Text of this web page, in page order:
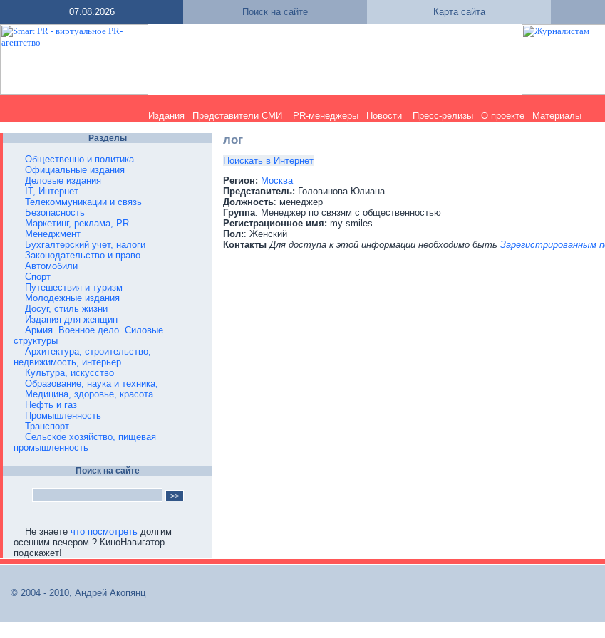
07.08.2026 Поиск на сайте Карта сайта
Издания Представители СМИ PR-менеджеры Новости Пресс-релизы О проекте Материалы
Разделы
Общественно и политика
Официальные издания
Деловые издания
IT, Интернет
Телекоммуникации и связь
Безопасность
Маркетинг, реклама, PR
Менеджмент
Бухгалтерский учет, налоги
Законодательство и право
Автомобили
Спорт
Путешествия и туризм
Молодежные издания
Досуг, стиль жизни
Издания для женщин
Армия. Военное дело. Силовые
структуры
Архитектура, строительство,
недвижимость, интерьер
Культура, искусство
Образование, наука и техника,
Медицина, здоровье, красота
Нефть и газ
Промышленность
Транспорт
Сельское хозяйство, пищевая
промышленность
Поиск на сайте
Не знаете что посмотреть долгим
осенним вечером ? КиноНавигатор
подскажет!
лог
Поискать в Интернет
Регион: Москва
Представитель: Головинова Юлиана
Должность: менеджер
Группа: Менеджер по связям с общественностью
Регистрационное имя: my-smiles
Пол:: Женский
Контакты Для доступа к этой информации необходимо быть Зарегистрированным
© 2004 - 2010, Андрей Акопянц